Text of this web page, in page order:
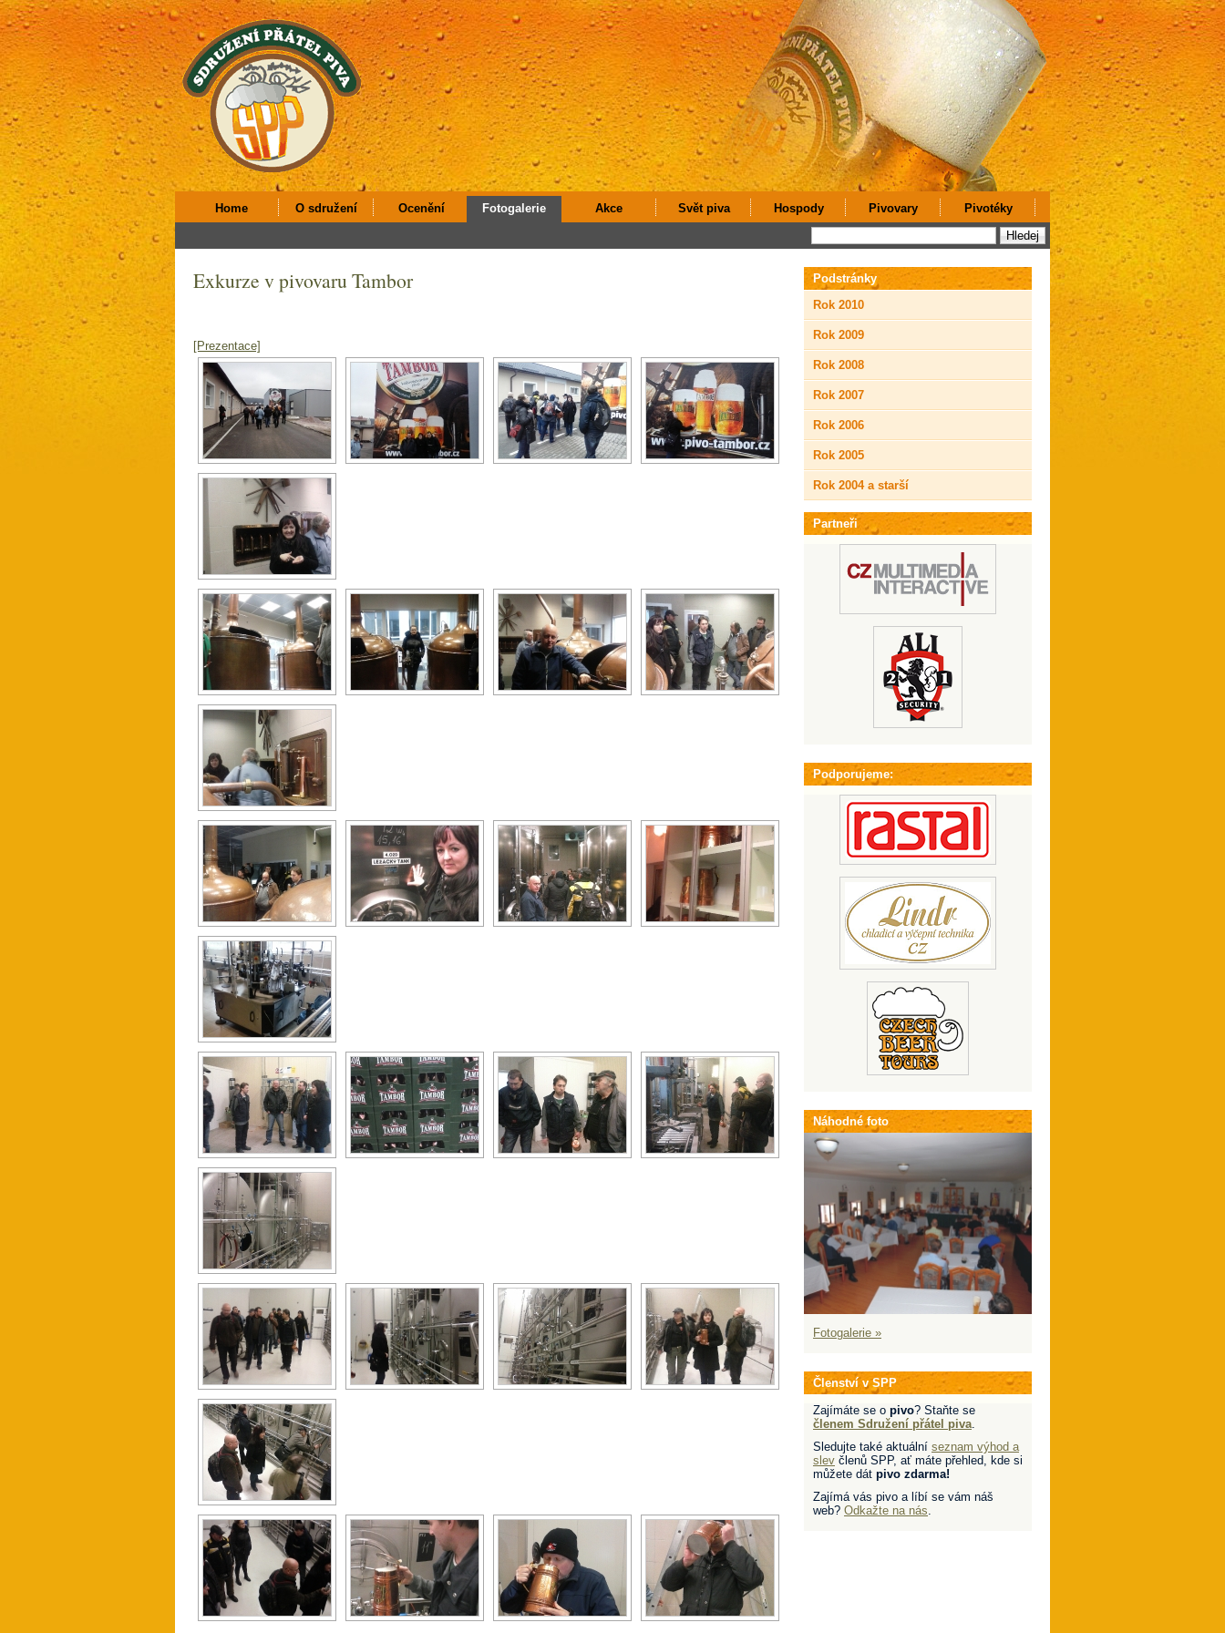
Home O sdružení Ocenění Fotogalerie Akce Svět piva Hospody Pivovary Pivotéky
Exkurze v pivovaru Tambor
[Prezentace]
Podstránky
Rok 2010
Rok 2009
Rok 2008
Rok 2007
Rok 2006
Rok 2005
Rok 2004 a starší
Partneři
Podporujeme:
Náhodné foto
Fotogalerie »
Členství v SPP
Zajímáte se o pivo? Staňte se
členem Sdružení přátel piva.
Sledujte také aktuální seznam výhod a
slev členů SPP, ať máte přehled, kde si
můžete dát pivo zdarma!
Zajímá vás pivo a líbí se vám náš
web? Odkažte na nás.